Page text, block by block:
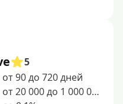
5
от 90 до 720 дней
от 20 000 до 1 000 000 ₽